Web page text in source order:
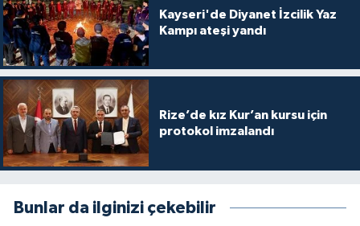
Kayseri'de Diyanet İzcilik Yaz
Kampı ateşi yandı
Rize’de kız Kur’an kursu için
protokol imzalandı
Bunlar da ilginizi çekebilir
Konya Müftülüğü
Kütahya Müftülüğü
Malatya Müftülüğü
Manisa Müftülüğü